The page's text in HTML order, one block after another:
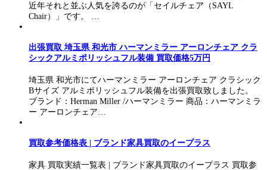
近年それと並ぶ人気を誇るのが「セイルチェア（SAYL
Chair）」です。 …
出張買取 埼玉県 和光市 ハーマンミラー アーロンチェア クラ
シックアルミポリッシュフル装備 買取価格5万円
埼玉県 和光市にてハーマンミラー アーロンチェア クラシック
Bサイズ アルミポリッシュフル装備を出張買取致しました。
ブランド：Herman Miller /ハーマンミラー 商品：ハーマンミラ
ー アーロンチェア…
買取参考価格表 | ブランド家具買取のイープラス
家具 買取実績一覧表 | ブランド家具買取のイープラス 買取参